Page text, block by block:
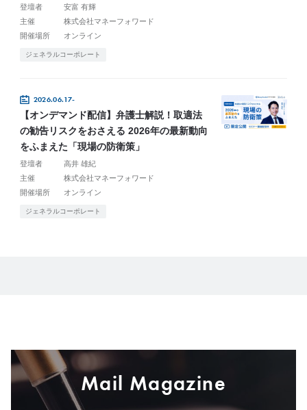
登壇者
安富 有輝
主催
株式会社マネーフォワード
開催場所
オンライン
ジェネラルコーポレート
2026.06.17-
【オンデマンド配信】弁護士解説！取適法
の勧告リスクをおさえる 2026年の最新動向
をふまえた「現場の防衛策」
登壇者
高井 雄紀
主催
株式会社マネーフォワード
開催場所
オンライン
ジェネラルコーポレート
Mail Magazine